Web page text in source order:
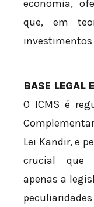
economia,
que, em
investimentos
BASE LEGAL
O ICMS é
Lei Kandir, e
crucial que
apenas a